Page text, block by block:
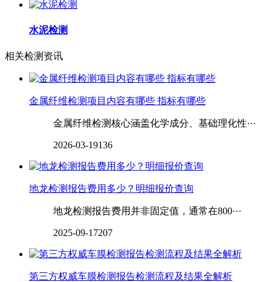
水泥检测
相关检测资讯
金属纤维检测项目内容有哪些 指标有哪些
金属纤维检测核心涵盖化学成分、基础理化性···
2026-03-19136
地龙检测报告费用多少？明细报价查询
地龙检测报告费用并非固定值，通常在800···
2025-09-17207
第三方权威车膜检测报告检测流程及结果全解析